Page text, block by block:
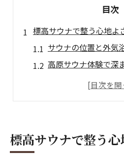
目次
標高サウナで整う心地よ
サウナの位置と外気
高原サウナ体験で深
澄んだ空気の中でサ
サウナの座る位置が効果
サウナの上段下段で
標高サウナで整う